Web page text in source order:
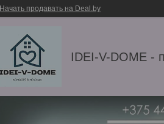
Начать продавать на Deal.by
IDEI-V-DOME -